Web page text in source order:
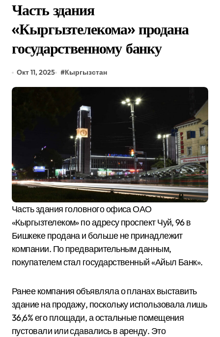
Часть здания
«Кыргызтелекома» продана
государственному банку
Окт 11, 2025 #Кыргызстан
Часть здания головного офиса ОАО
«Кыргызтелеком» по адресу проспект Чуй, 96 в
Бишкеке продана и больше не принадлежит
компании. По предварительным данным,
покупателем стал государственный «Айыл Банк».
Ранее компания объявляла о планах выставить
здание на продажу, поскольку использовала лишь
36,6% его площади, а остальные помещения
пустовали или сдавались в аренду. Это